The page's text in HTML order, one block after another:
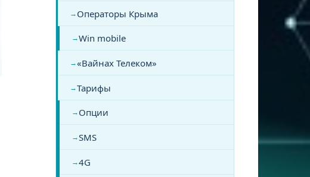
Операторы Крыма
Win mobile
«Вайнах Телеком»
Тарифы
Опции
SMS
4G